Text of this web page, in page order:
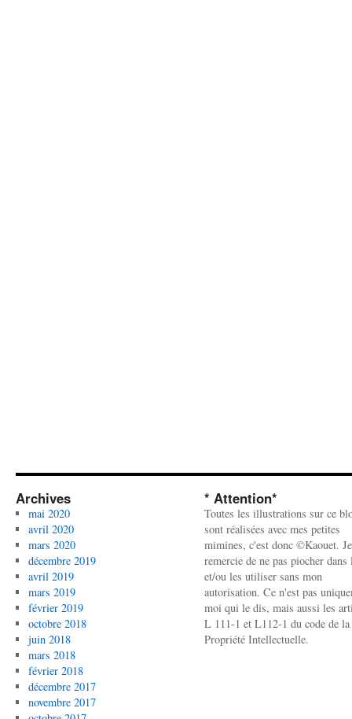
Archives
mai 2020
avril 2020
mars 2020
décembre 2019
avril 2019
mars 2019
février 2019
octobre 2018
juin 2018
mars 2018
février 2018
décembre 2017
novembre 2017
* Attention*
Toutes les illustrations sur ce
sont réalisées avec mes petites
mimines, c'est donc ©Kaouet.
remercie de ne pas piocher dans
et/ou les utiliser sans mon
autorisation. Ce n'est pas
moi qui le dis, mais aussi les
L 111-1 et L112-1 du code de la
Propriété Intellectuelle.